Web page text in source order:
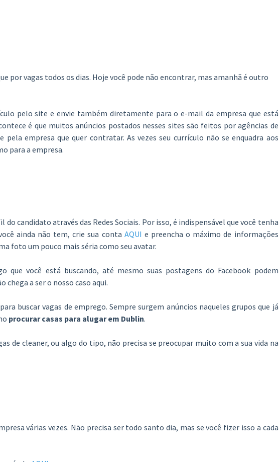
por vagas todos os dias. Hoje você pode não encontrar, mas amanhã é outro
pelo site e envie também diretamente para o e-mail da empresa que está
é que muitos anúncios postados nesses sites são feitos por agências de
empresa que quer contratar. As vezes seu currículo não se enquadra aos
para a empresa.
candidato através das Redes Sociais. Por isso, é indispensável que você tenha
ainda não tem, crie sua conta AQUI e preencha o máximo de informações
foto um pouco mais séria como seu avatar.
que você está buscando, até mesmo suas postagens do Facebook podem
chega a ser o nosso caso aqui.
buscar vagas de emprego. Sempre surgem anúncios naqueles grupos que já
procurar casas para alugar em Dublin.
de cleaner, ou algo do tipo, não precisa se preocupar muito com a sua vida na
várias vezes. Não precisa ser todo santo dia, mas se você fizer isso a cada